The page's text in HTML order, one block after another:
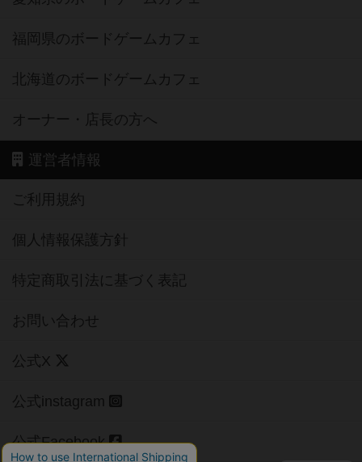
福岡県のボードゲームカフェ
北海道のボードゲームカフェ
オーナー・店長の方へ
運営者情報
ご利用規約
個人情報保護方針
特定商取引法に基づく表記
お問い合わせ
公式X
公式instagram
公式Facebook